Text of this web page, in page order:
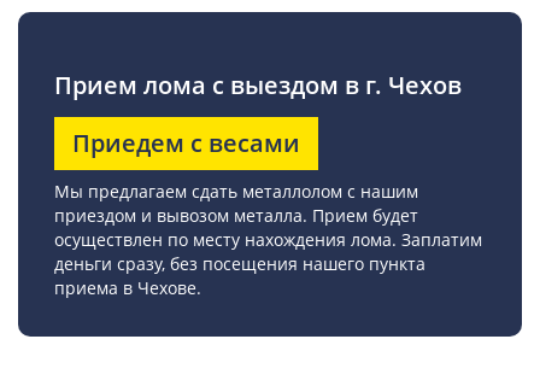
Прием лома с выездом в г. Чехов
Приедем с весами
Мы предлагаем сдать металлолом с нашим
приездом и вывозом металла. Прием будет
осуществлен по месту нахождения лома. Заплатим
деньги сразу, без посещения нашего пункта
приема в Чехове.